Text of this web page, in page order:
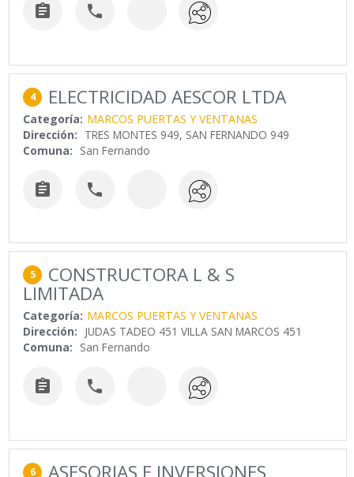
 
4 ELECTRICIDAD AESCOR LTDA
Categoría: MARCOS PUERTAS Y VENTANAS
Dirección: TRES MONTES 949, SAN FERNANDO 949
Comuna: San Fernando
 
5 CONSTRUCTORA L & S
LIMITADA
Categoría: MARCOS PUERTAS Y VENTANAS
Dirección: JUDAS TADEO 451 VILLA SAN MARCOS 451
Comuna: San Fernando
 
6 ASESORIAS E INVERSIONES